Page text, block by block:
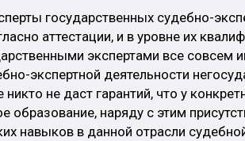
государственных судебно-
аттестации, и в уровне их
экспертами все совсем
экспертной деятельности
никто не даст гарантий, что у
образование, наряду с этим
навыков в данной отрасли